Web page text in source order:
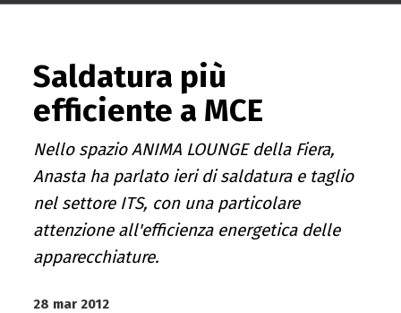
Saldatura più
efficiente a MCE
Nello spazio ANIMA LOUNGE della Fiera,
Anasta ha parlato ieri di saldatura e taglio
nel settore ITS, con una particolare
attenzione all'efficienza energetica delle
apparecchiature.
28 mar 2012